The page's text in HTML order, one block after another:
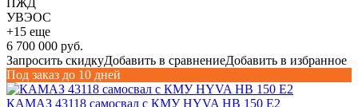
УВЭОС
+15 еще
6 700 000 руб.
Запросить скидкуДобавить в сравнениеДобавить в избранное
Под заказ до 10 дней
КАМАЗ 43118 самосвал с КМУ HYVA HB 150 E2